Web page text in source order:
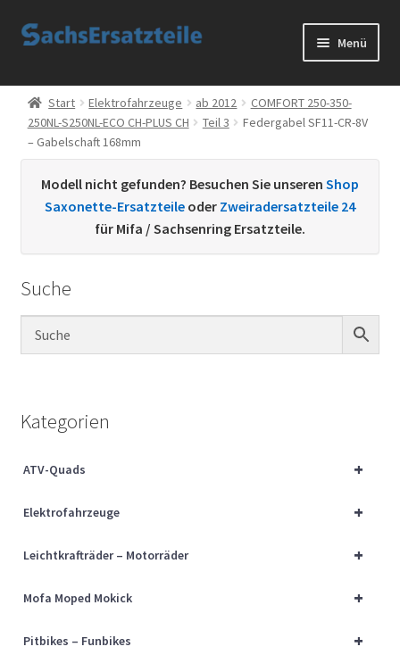
Zur
Zum
Menü
Start
AGB
Datenschutzerklärung
Sachs Ersatzteile
Über uns
Vertrag widerrufen
Widerrufsbelehrung
Cart
Checkout
Start Elektrofahrzeuge ab 2012
COMFORT 250-350-
250NL-S250NL-ECO CH-PLUS CH
Teil 3
Federgabel SF11-CR-8V
– Gabelschaft 168mm
Modell nicht gefunden? Besuchen Sie unseren Shop
Saxonette-Ersatzteile oder Zweiradersatzteile 24
für Mifa / Sachsenring Ersatzteile.
Suche
Kategorien
+
ATV-Quads
+
Elektrofahrzeuge
+
Leichtkrafträder – Motorräder
+
Mofa Moped Mokick
+
Pitbikes – Funbikes